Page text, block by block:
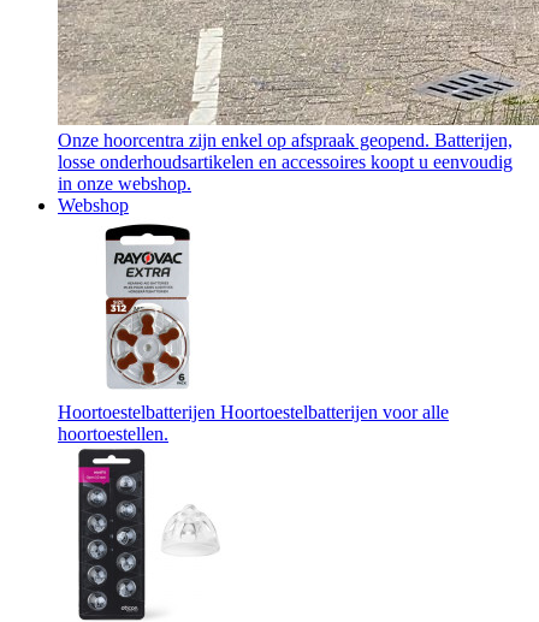
Onze hoorcentra zijn enkel op afspraak geopend. Batterijen,
losse onderhoudsartikelen en accessoires koopt u eenvoudig
in onze webshop.
Webshop
Hoortoestelbatterijen Hoortoestelbatterijen voor alle
hoortoestellen.